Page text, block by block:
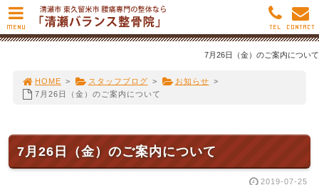
7月26日（金）のご案内について
HOME > スタッフブログ > お知らせ >
7月26日（金）のご案内について
7月26日（金）のご案内について
2019-07-25
MENU CONTACT
TEL